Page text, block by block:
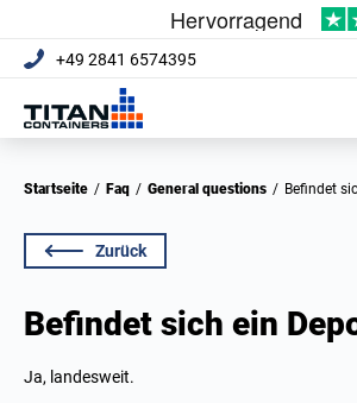
+49 2841 6574395
Startseite / Faq / General questions / Befindet
Zurück
Befindet sich ein
Ja, landesweit.